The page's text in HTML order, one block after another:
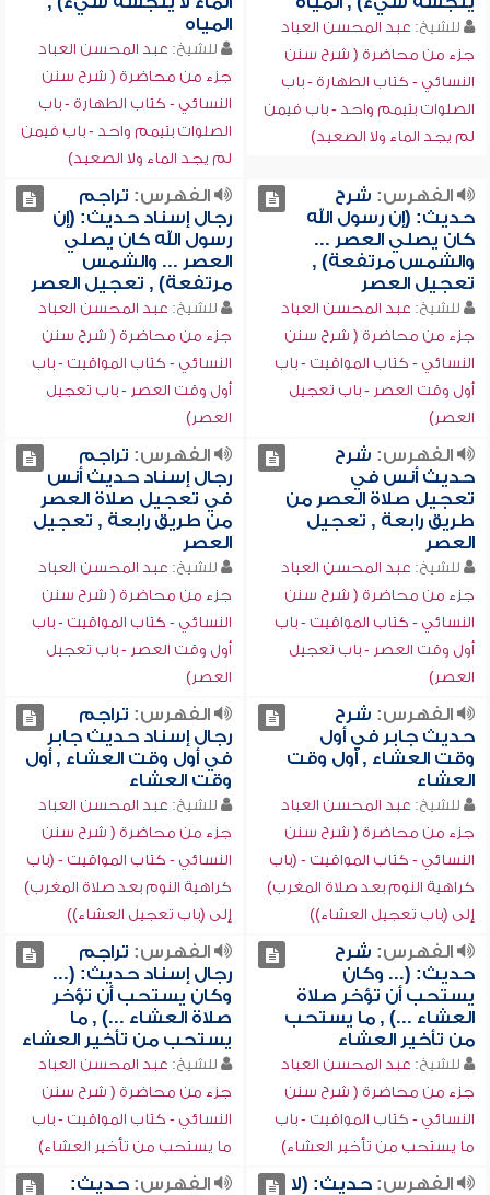
للشيخ: عبد المحسن العباد
جزء من محاضرة ( شرح سنن
النسائي - كتاب الطهارة - باب
الصلوات بتيمم واحد - باب فيمن
لم يجد الماء ولا الصعيد)
المياه
للشيخ: عبد المحسن العباد
جزء من محاضرة ( شرح سنن
النسائي - كتاب الطهارة - باب
الصلوات بتيمم واحد - باب فيمن
لم يجد الماء ولا الصعيد)
الفهرس: شرح
حديث: (إن رسول الله
كان يصلي العصر ...
والشمس مرتفعة) ,
تعجيل العصر
للشيخ: عبد المحسن العباد
جزء من محاضرة ( شرح سنن
النسائي - كتاب المواقيت - باب
أول وقت العصر - باب تعجيل
العصر)
الفهرس: تراجم
رجال إسناد حديث: (إن
رسول الله كان يصلي
العصر ... والشمس
مرتفعة) , تعجيل العصر
للشيخ: عبد المحسن العباد
جزء من محاضرة ( شرح سنن
النسائي - كتاب المواقيت - باب
أول وقت العصر - باب تعجيل
العصر)
الفهرس: شرح
حديث أنس في
تعجيل صلاة العصر من
طريق رابعة , تعجيل
العصر
للشيخ: عبد المحسن العباد
جزء من محاضرة ( شرح سنن
النسائي - كتاب المواقيت - باب
أول وقت العصر - باب تعجيل
العصر)
الفهرس: تراجم
رجال إسناد حديث أنس
في تعجيل صلاة العصر
من طريق رابعة , تعجيل
العصر
للشيخ: عبد المحسن العباد
جزء من محاضرة ( شرح سنن
النسائي - كتاب المواقيت - باب
أول وقت العصر - باب تعجيل
العصر)
الفهرس: شرح
حديث جابر في أول
وقت العشاء , أول وقت
العشاء
للشيخ: عبد المحسن العباد
جزء من محاضرة ( شرح سنن
النسائي - كتاب المواقيت - (باب
كراهية النوم بعد صلاة المغرب)
إلى (باب تعجيل العشاء))
الفهرس: تراجم
رجال إسناد حديث جابر
في أول وقت العشاء , أول
وقت العشاء
للشيخ: عبد المحسن العباد
جزء من محاضرة ( شرح سنن
النسائي - كتاب المواقيت - (باب
كراهية النوم بعد صلاة المغرب)
إلى (باب تعجيل العشاء))
الفهرس: شرح
حديث: (... وكان
يستحب أن تؤخر صلاة
العشاء ...) , ما يستحب
من تأخير العشاء
للشيخ: عبد المحسن العباد
جزء من محاضرة ( شرح سنن
النسائي - كتاب المواقيت - باب
ما يستحب من تأخير العشاء)
الفهرس: تراجم
رجال إسناد حديث: (...
وكان يستحب أن تؤخر
صلاة العشاء ...) , ما
يستحب من تأخير العشاء
للشيخ: عبد المحسن العباد
جزء من محاضرة ( شرح سنن
النسائي - كتاب المواقيت - باب
ما يستحب من تأخير العشاء)
الفهرس:حديث: (لا
الفهرس:حديث: